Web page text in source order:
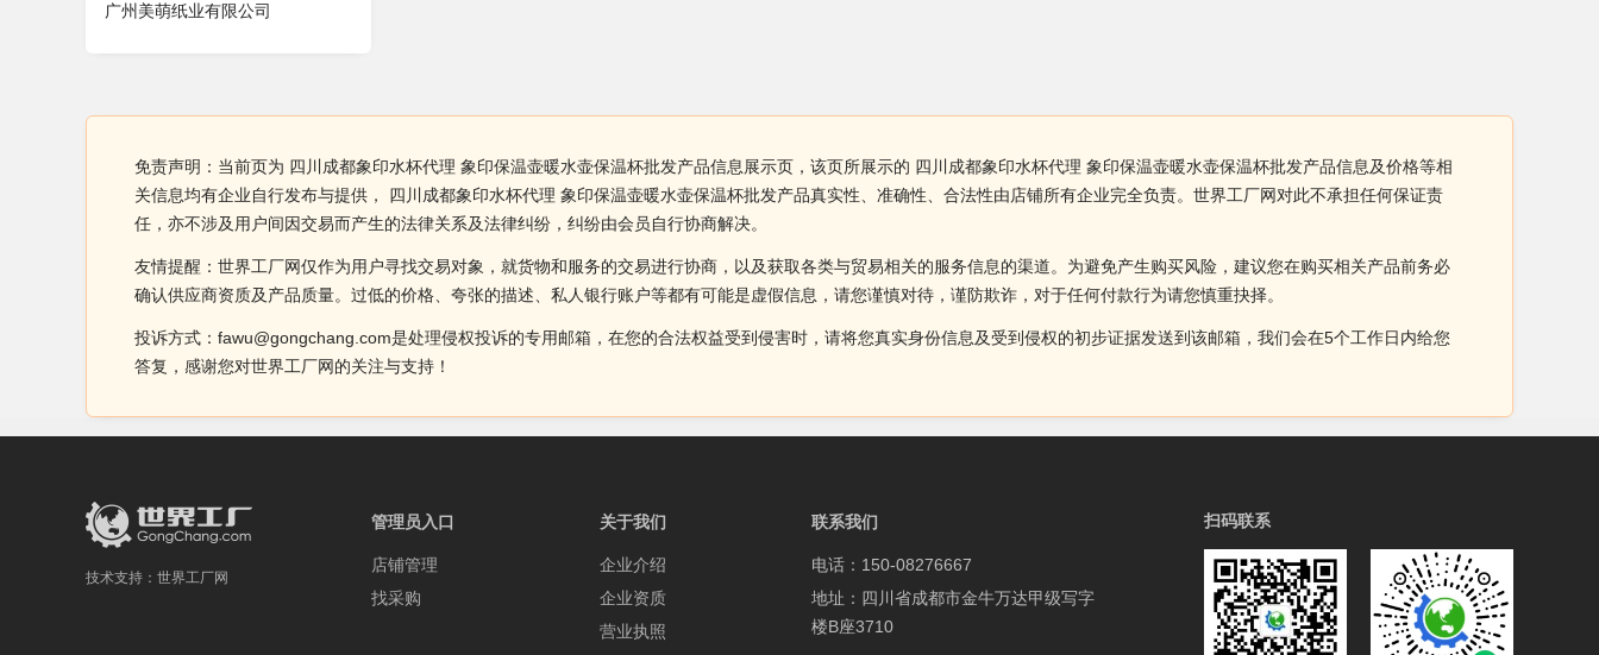
广州美萌纸业有限公司
免责声明：当前页为 四川成都象印水杯代理 象印保温壶暖水壶保温杯批发产品信息展示页，该页所展示的 四川成都象印水杯代理 象印保温壶暖水壶保温杯批发产品信息及价格等相
关信息均有企业自行发布与提供， 四川成都象印水杯代理 象印保温壶暖水壶保温杯批发产品真实性、准确性、合法性由店铺所有企业完全负责。世界工厂网对此不承担任何保证责
任，亦不涉及用户间因交易而产生的法律关系及法律纠纷，纠纷由会员自行协商解决。
友情提醒：世界工厂网仅作为用户寻找交易对象，就货物和服务的交易进行协商，以及获取各类与贸易相关的服务信息的渠道。为避免产生购买风险，建议您在购买相关产品前务必
确认供应商资质及产品质量。过低的价格、夸张的描述、私人银行账户等都有可能是虚假信息，请您谨慎对待，谨防欺诈，对于任何付款行为请您慎重抉择。
投诉方式：fawu@gongchang.com是处理侵权投诉的专用邮箱，在您的合法权益受到侵害时，请将您真实身份信息及受到侵权的初步证据发送到该邮箱，我们会在5个工作日内给您
答复，感谢您对世界工厂网的关注与支持！
技术支持： 世界工厂网
管理员入口
店铺管理
找采购
关于我们
企业介绍
企业资质
营业执照
联系我们
电话：150-08276667
地址：四川省成都市金牛万达甲级写字
楼B座3710
扫码联系